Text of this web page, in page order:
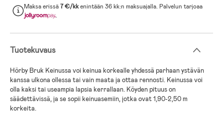
Maksa erissä7 €/kkenintään 36 kk:n maksuajalla. Palvelun tarjoaa
.
Tuotekuvaus
Hörby Bruk Keinussa voi keinua korkealle yhdessä parhaan ystävän
kanssa ulkona ollessa tai vain maata ja ottaa rennosti. Keinussa voi
olla kaksi tai useampia lapsia kerrallaan. Köyden pituus on
säädettävissä, ja se sopii keinuasemiin, jotka ovat 1,90-2,50 m
korkeita.